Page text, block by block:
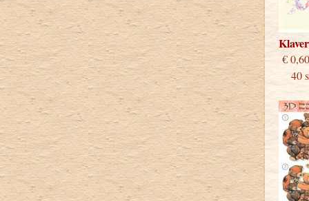
40